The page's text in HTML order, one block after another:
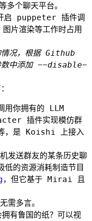
个聊天平台。
启 puppeter 插件调
片渲染等工作时占用
情况，根据 Github
中添加 --disable-
用你拥有的 LLM
插件实现模仿群
等，是 Koishi 上接入
发送群友的某条历史聊
低的资源消耗制造节目
，但它基于 Mirai 且
需多言。
有鲁国的纸？可以视